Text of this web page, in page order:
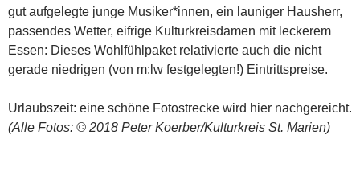
gut aufgelegte junge Musiker*innen, ein launiger Hausherr,
passendes Wetter, eifrige Kulturkreisdamen mit leckerem
Essen: Dieses Wohlfühlpaket relativierte auch die nicht
gerade niedrigen (von m:lw festgelegten!) Eintrittspreise.
Urlaubszeit: eine schöne Fotostrecke wird hier nachgereicht.
(Alle Fotos: © 2018 Peter Koerber/Kulturkreis St. Marien)